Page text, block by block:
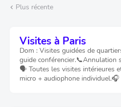
Plus récente
Visites à Paris
Dom : Visites guidées de
guide conférencier.📞Annulation
🗣️ Toutes les visites intérieures
micro + audiophone individuel.🎧